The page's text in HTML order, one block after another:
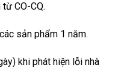
CO-CQ.
sản phẩm 1 năm.
khi phát hiện lỗi nhà